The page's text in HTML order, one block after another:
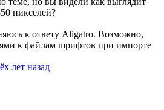
пикселей?
к ответу Aligatro. Возможно,
к файлам шрифтов при импорте
лет назад